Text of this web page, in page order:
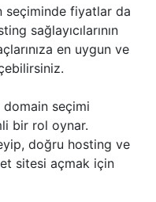
seçiminde fiyatlar da
sağlayıcılarının
en uygun ve
seçimi
bir rol oynar.
doğru hosting ve
sitesi açmak için